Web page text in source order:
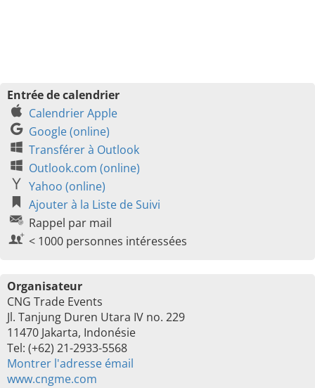
Entrée de calendrier
Calendrier Apple
Google (online)
Transférer à Outlook
Outlook.com (online)
Yahoo (online)
Ajouter à la Liste de Suivi
Rappel par mail
< 1000 personnes intéressées
Organisateur
CNG Trade Events
Jl. Tanjung Duren Utara IV no. 229
11470 Jakarta, Indonésie
Tel: (+62) 21-2933-5568
Montrer l'adresse émail
www.cngme.com